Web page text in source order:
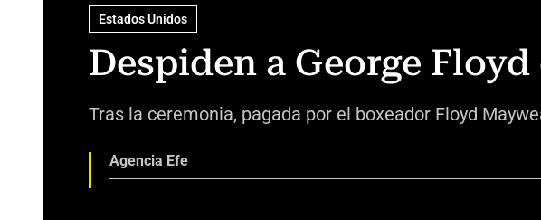
Estados Unidos
Despiden a George
Tras la ceremonia, pagada por el boxeador Floyd
Agencia Efe